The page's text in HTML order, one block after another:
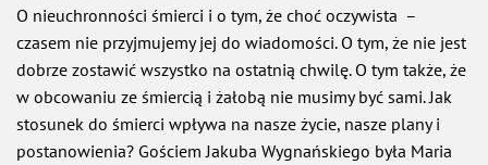
O nieuchronności śmierci i o tym, że choć oczywista –
czasem nie przyjmujemy jej do wiadomości. O tym, że nie jest
dobrze zostawić wszystko na ostatnią chwilę. O tym także, że
w obcowaniu ze śmiercią i żałobą nie musimy być sami. Jak
stosunek do śmierci wpływa na nasze życie, nasze plany i
postanowienia? Gościem Jakuba Wygnańskiego była Maria